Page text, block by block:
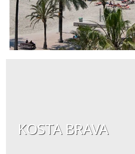
KOSTA BRAVA